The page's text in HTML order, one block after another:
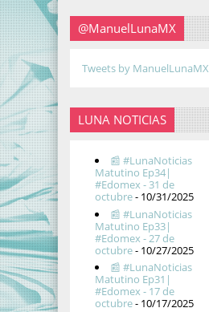
@ManuelLunaMX
Tweets by ManuelLunaMX
LUNA NOTICIAS
📰 #LunaNoticias
Matutino Ep34|
#Edomex - 31 de
octubre- 10/31/2025
📰 #LunaNoticias
Matutino Ep33|
#Edomex - 27 de
octubre- 10/27/2025
📰 #LunaNoticias
Matutino Ep31|
#Edomex - 17 de
octubre- 10/17/2025